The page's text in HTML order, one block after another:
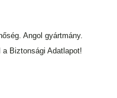
Angol gyártmány.
Biztonsági Adatlapot!